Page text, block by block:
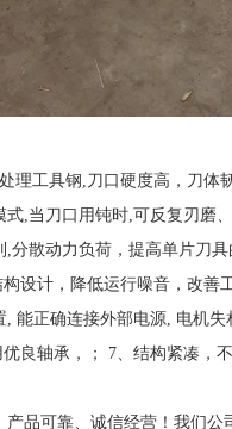
理工具钢,刀口硬度高，刀体
式,当刀口用钝时,可反复刃磨
分散动力负荷，提高单片刀具
设计，降低运行噪音，改善
能正确连接外部电源, 电机失
良轴承，； 7、结构紧凑，
产品可靠、诚信经营！我们公